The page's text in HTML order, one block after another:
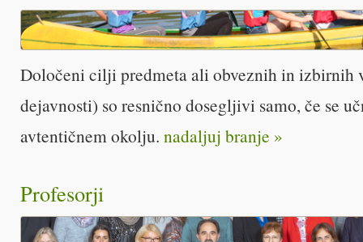
Določeni cilji predmeta ali obveznih in izbirnih
dejavnosti) so resnično dosegljivi samo, če se
avtentičnem okolju. nadaljuj branje »
Profesorji